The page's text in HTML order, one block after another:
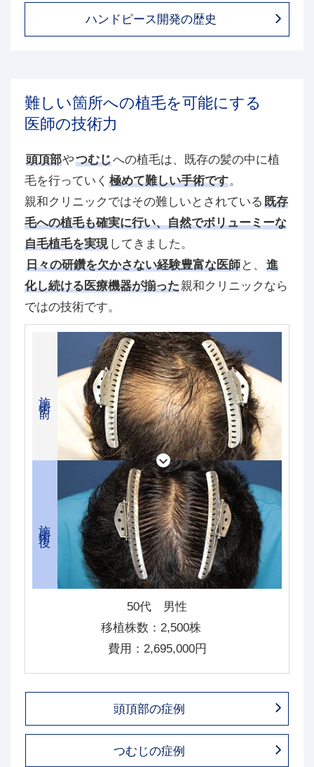
ハンドピース開発の歴史
難しい箇所への植毛を可能にする
医師の技術力
頭頂部やつむじへの植毛は、既存の髪の中に植
毛を行っていく 極めて難しい手術です。
親和クリニックではその難しいとされている 既存
毛への植毛も確実に行い、自然でボリューミーな
自毛植毛を実現 してきました。
日々の研鑽を欠かさない経験豊富な医師 と、 進
化し続ける医療機器が揃った親和クリニックなら
ではの技術です。
施術前
施術後
50代 男性
移植株数：2,500株
費用：2,695,000円
頭頂部の症例
つむじの症例